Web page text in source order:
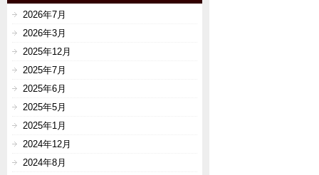
2026年7月
2026年3月
2025年12月
2025年7月
2025年6月
2025年5月
2025年1月
2024年12月
2024年8月